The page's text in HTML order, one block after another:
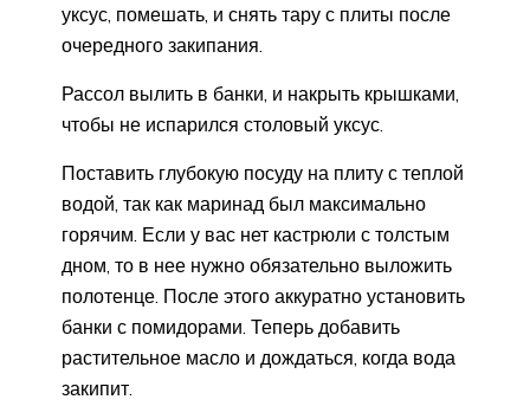
уксус, помешать, и снять тару с плиты после
очередного закипания.
Рассол вылить в банки, и накрыть крышками,
чтобы не испарился столовый уксус.
Поставить глубокую посуду на плиту с теплой
водой, так как маринад был максимально
горячим. Если у вас нет кастрюли с толстым
дном, то в нее нужно обязательно выложить
полотенце. После этого аккуратно установить
банки с помидорами. Теперь добавить
растительное масло и дождаться, когда вода
закипит.